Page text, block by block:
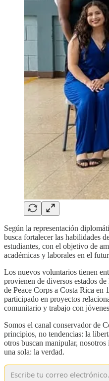
Según la representación
busca fortalecer las habilidades
estudiantes, con el objetivo de
académicas y laborales en el
Los nuevos voluntarios tienen
provienen de diversos estados
de Peace Corps a Costa Rica en
participado en proyectos
comunitario y trabajo con
Somos el canal conservador de
principios, no tendencias: la
otros buscan manipular,
una sola: la verdad.